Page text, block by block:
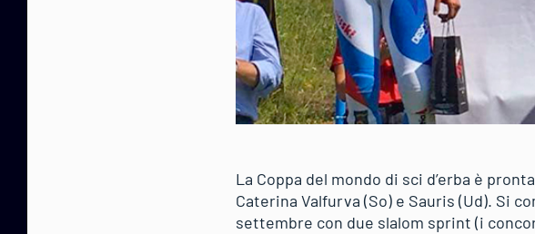
La Coppa del mondo di sci d’erba è
Caterina Valfurva (So) e Sauris (Ud). Si
settembre con due slalom sprint (i